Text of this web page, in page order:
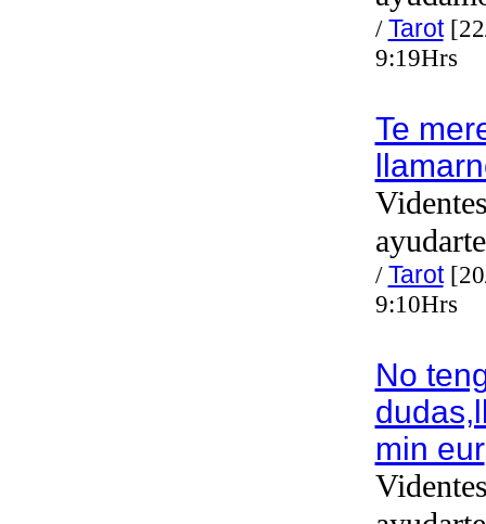
/Tarot
9:19Hrs
Te
ayudarte
/Tarot
9:10Hrs
No
min eur